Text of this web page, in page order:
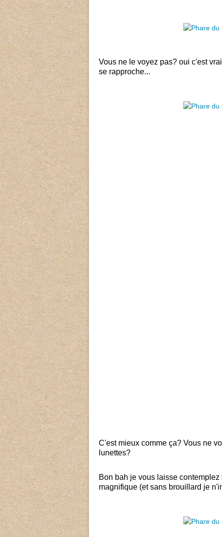
Vous ne le voyez pas? oui c'est
se rapproche...
C'est mieux comme ça? Vous ne
lunettes?
Bon bah je vous laisse
magnifique (et sans brouillard je